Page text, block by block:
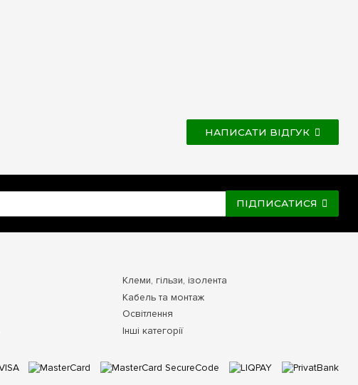
НАПИСАТИ ВІДГУК
ПІДПИСАТИСЯ
Клеми, гільзи, ізолента
Кабель та монтаж
Освітлення
Інші категорії